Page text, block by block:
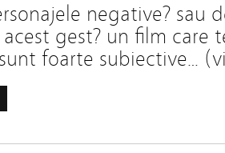
negative? sau
gest? un film care
foarte subiective…